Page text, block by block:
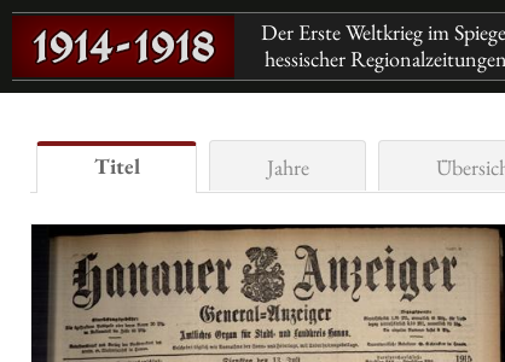
Der Erste Weltkrieg im
hessischer Regionalzeitungen
Titel Jahre